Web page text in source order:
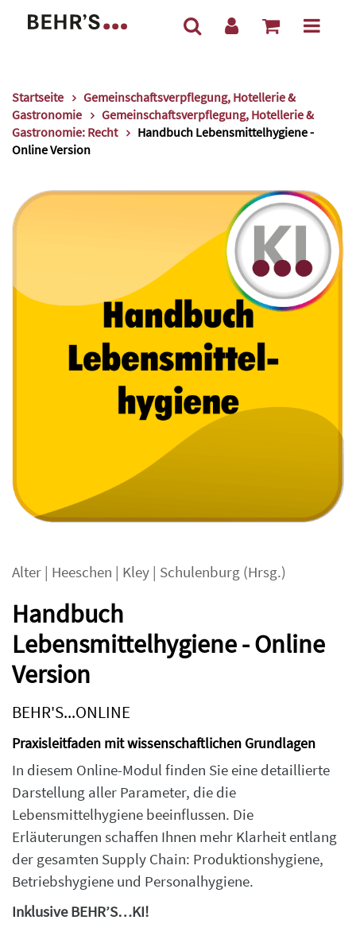
Startseite
Gemeinschaftsverpflegung, Hotellerie &
Gastronomie
Gemeinschaftsverpflegung, Hotellerie &
Gastronomie: Recht
Handbuch Lebensmittelhygiene -
Online Version
Alter | Heeschen | Kley | Schulenburg (Hrsg.)
Handbuch
Lebensmittelhygiene - Online
Version
BEHR'S...ONLINE
Praxisleitfaden mit wissenschaftlichen Grundlagen
In diesem Online-Modul finden Sie eine detaillierte
Darstellung aller Parameter, die die
Lebensmittelhygiene beeinflussen. Die
Erläuterungen schaffen Ihnen mehr Klarheit entlang
der gesamten Supply Chain: Produktionshygiene,
Betriebshygiene und Personalhygiene.
Inklusive BEHR’S…KI!